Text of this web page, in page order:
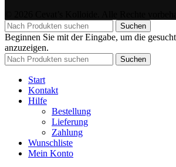
Suchen
Beginnen Sie mit der Eingabe, um die
anzuzeigen.
Suchen
Start
Kontakt
Hilfe
Bestellung
Lieferung
Zahlung
Wunschliste
Mein Konto